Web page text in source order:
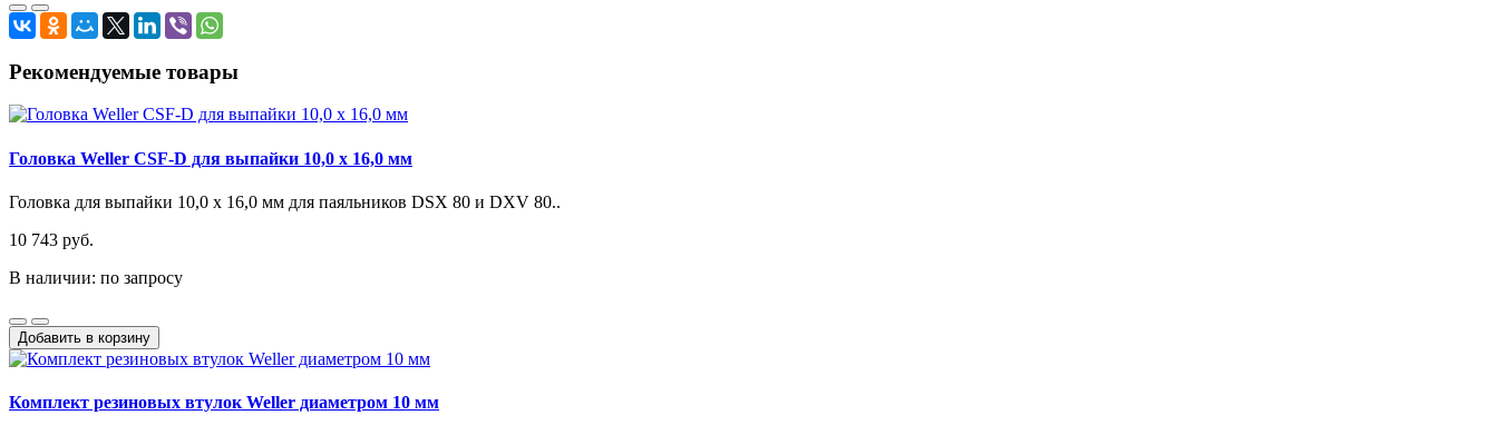
Рекомендуемые товары
Головка Weller CSF-D для выпайки 10,0 x 16,0 мм
Головка для выпайки 10,0 x 16,0 мм для паяльников DSX 80 и DXV 80..
10 743 руб.
В наличии: по запросу
Добавить в корзину
Комплект резиновых втулок Weller диаметром 10 мм